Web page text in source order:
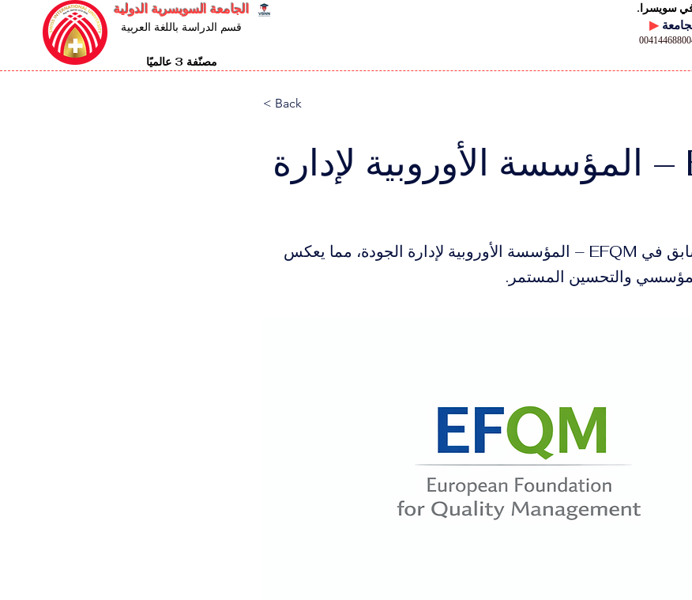
الجامعة السويسرية الدولية
قسم الدراسة باللغة العربية
مصنّفة 3 عالميًا
في سويسرا.
▶
< Back
EFQM – المؤسسة الأوروبية لإدارة
عضو مؤسسي سابق في EFQM – المؤسسة الأوروبية لإدارة الجودة، مما يعكس
المؤسسي والتحسين المستمر.